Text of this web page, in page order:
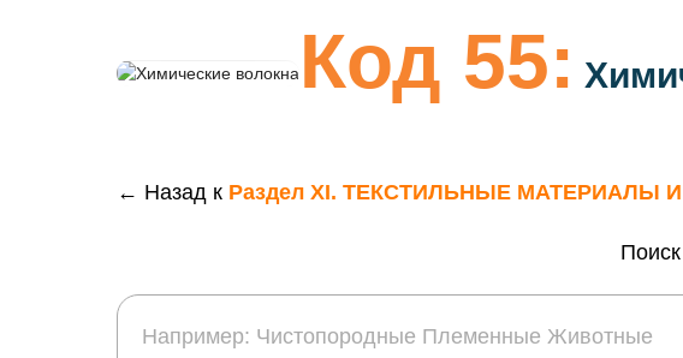
Код 55:
← Назад к Раздел XI. ТЕКСТИЛЬНЫЕ МАТЕРИАЛЫ